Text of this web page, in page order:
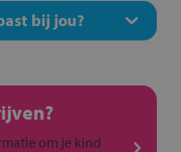
bij jou?
om je kind